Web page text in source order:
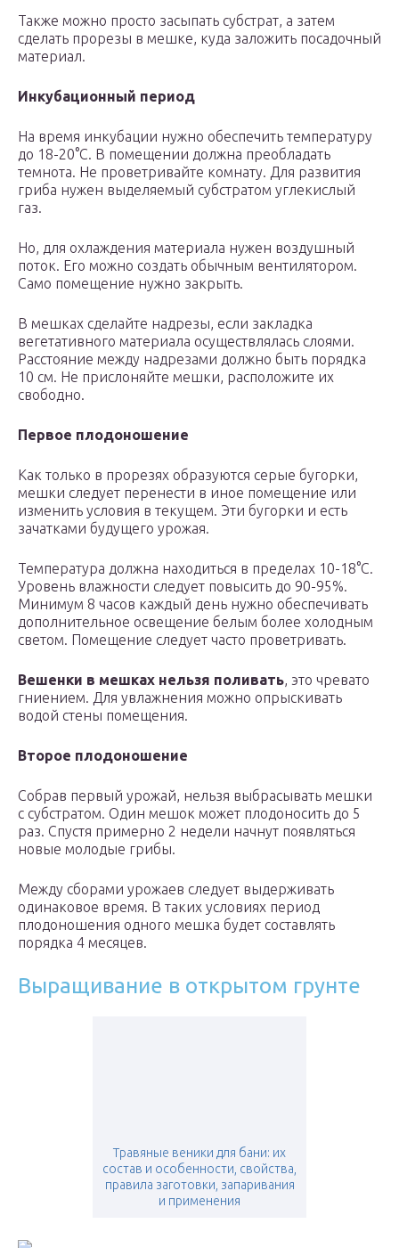
Также можно просто засыпать субстрат, а затем
сделать прорезы в мешке, куда заложить посадочный
материал.
Инкубационный период
На время инкубации нужно обеспечить температуру
до 18-20°С. В помещении должна преобладать
темнота. Не проветривайте комнату. Для развития
гриба нужен выделяемый субстратом углекислый
газ.
Но, для охлаждения материала нужен воздушный
поток. Его можно создать обычным вентилятором.
Само помещение нужно закрыть.
В мешках сделайте надрезы, если закладка
вегетативного материала осуществлялась слоями.
Расстояние между надрезами должно быть порядка
10 см. Не прислоняйте мешки, расположите их
свободно.
Первое плодоношение
Как только в прорезях образуются серые бугорки,
мешки следует перенести в иное помещение или
изменить условия в текущем. Эти бугорки и есть
зачатками будущего урожая.
Температура должна находиться в пределах 10-18°С.
Уровень влажности следует повысить до 90-95%.
Минимум 8 часов каждый день нужно обеспечивать
дополнительное освещение белым более холодным
светом. Помещение следует часто проветривать.
Вешенки в мешках нельзя поливать, это чревато
гниением. Для увлажнения можно опрыскивать
водой стены помещения.
Второе плодоношение
Собрав первый урожай, нельзя выбрасывать мешки
с субстратом. Один мешок может плодоносить до 5
раз. Спустя примерно 2 недели начнут появляться
новые молодые грибы.
Между сборами урожаев следует выдерживать
одинаковое время. В таких условиях период
плодоношения одного мешка будет составлять
порядка 4 месяцев.
Выращивание в открытом грунте
Травяные веники для бани: их
состав и особенности, свойства,
правила заготовки, запаривания
и применения